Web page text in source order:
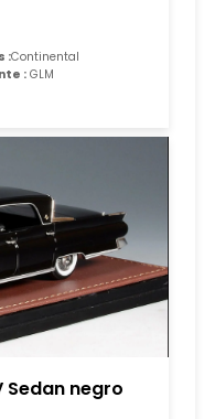
:Continental
: GLM
Sedan negro